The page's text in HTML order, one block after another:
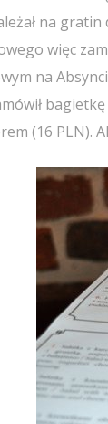
na
więc
na
(16 PLN).